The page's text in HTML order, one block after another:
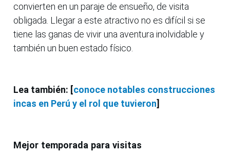
convierten en un paraje de ensueño, de visita
obligada. Llegar a este atractivo no es difícil si se
tiene las ganas de vivir una aventura inolvidable y
también un buen estado físico.
Lea también: [conoce notables construcciones
incas en Perú y el rol que tuvieron]
Mejor temporada para visitas